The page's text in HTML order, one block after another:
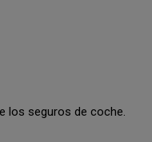
los seguros de coche.